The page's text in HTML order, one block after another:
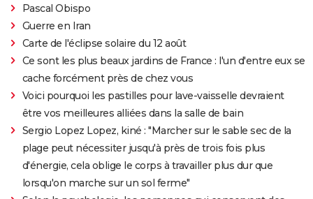
Pascal Obispo
Guerre en Iran
Carte de l'éclipse solaire du 12 août
Ce sont les plus beaux jardins de France : l'un d'entre eux se
cache forcément près de chez vous
Voici pourquoi les pastilles pour lave-vaisselle devraient
être vos meilleures alliées dans la salle de bain
Sergio Lopez Lopez, kiné : "Marcher sur le sable sec de la
plage peut nécessiter jusqu'à près de trois fois plus
d'énergie, cela oblige le corps à travailler plus dur que
lorsqu'on marche sur un sol ferme"